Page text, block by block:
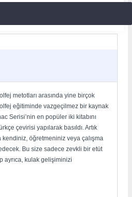
metotları arasında yine birçok
eğitiminde vazgeçilmez bir kaynak
Serisi’nin en popüler iki kitabını
çevirisi yapılarak basıldı. Artık
kendiniz, öğretmeniniz veya çalışma
Bu size sadece zevkli bir etüt
ayrıca, kulak gelişiminizi